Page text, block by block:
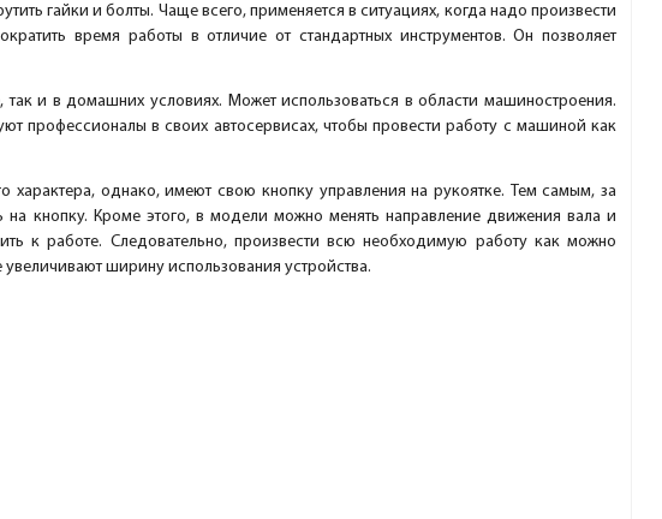
гайки и болты. Чаще всего, применяется в ситуациях, когда надо произвести
время работы в отличие от стандартных инструментов. Он позволяет
и в домашних условиях. Может использоваться в области машиностроения.
профессионалы в своих автосервисах, чтобы провести работу с машиной как
характера, однако, имеют свою кнопку управления на рукоятке. Тем самым, за
кнопку. Кроме этого, в модели можно менять направление движения вала и
к работе. Следовательно, произвести всю необходимую работу как можно
ширину использования устройства.